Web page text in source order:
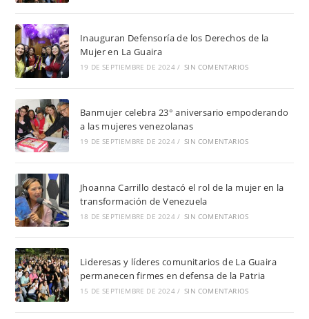
Inauguran Defensoría de los Derechos de la
Mujer en La Guaira
19 DE SEPTIEMBRE DE 2024 / SIN COMENTARIOS
Banmujer celebra 23° aniversario empoderando
a las mujeres venezolanas
19 DE SEPTIEMBRE DE 2024 / SIN COMENTARIOS
Jhoanna Carrillo destacó el rol de la mujer en la
transformación de Venezuela
18 DE SEPTIEMBRE DE 2024 / SIN COMENTARIOS
Lideresas y líderes comunitarios de La Guaira
permanecen firmes en defensa de la Patria
15 DE SEPTIEMBRE DE 2024 / SIN COMENTARIOS